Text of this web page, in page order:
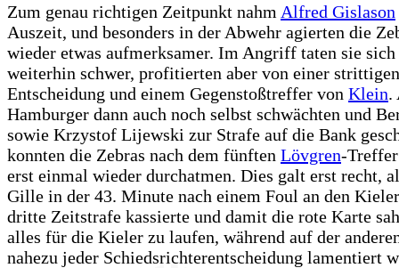
Zum genau richtigen Zeitpunkt nahm Alfred Gislason
Auszeit, und besonders in der Abwehr agierten die
wieder etwas aufmerksamer. Im Angriff taten sie
weiterhin schwer, profitierten aber von einer
Entscheidung und einem Gegenstoßtreffer von Klein.
Hamburger dann auch noch selbst schwächten und
sowie Krzystof Lijewski zur Strafe auf die Bank
konnten die Zebras nach dem fünften Lövgren-
erst einmal wieder durchatmen. Dies galt erst recht,
Gille in der 43. Minute nach einem Foul an den
dritte Zeitstrafe kassierte und damit die rote Karte
alles für die Kieler zu laufen, während auf der
nahezu jeder Schiedsrichterentscheidung lamentiert